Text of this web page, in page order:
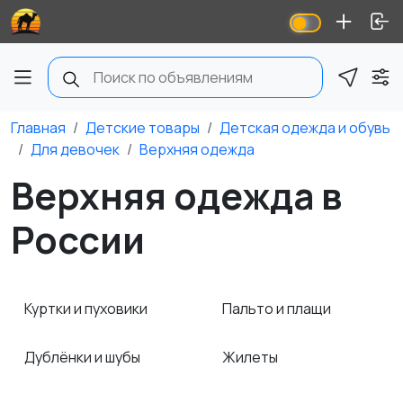
Главная Детские товары
Детская одежда и обувь
Для девочек
Верхняя одежда
Верхняя одежда в
России
Куртки и пуховики
Дублёнки и шубы
Пальто и плащи
Жилеты